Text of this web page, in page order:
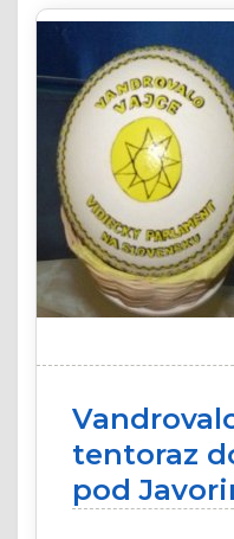
tentoraz
pod